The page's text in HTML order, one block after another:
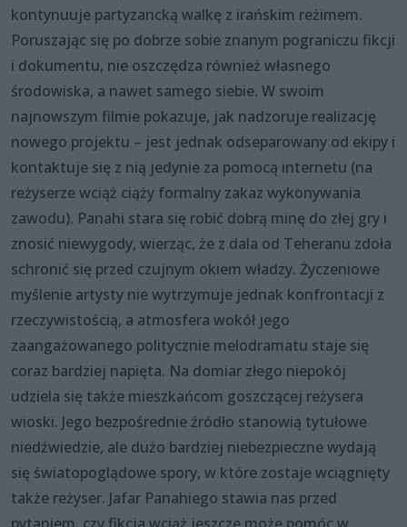
kontynuuje partyzancką walkę z irańskim reżimem.
Poruszając się po dobrze sobie znanym pograniczu fikcji
i dokumentu, nie oszczędza również własnego
środowiska, a nawet samego siebie. W swoim
najnowszym filmie pokazuje, jak nadzoruje realizację
nowego projektu – jest jednak odseparowany od ekipy i
kontaktuje się z nią jedynie za pomocą internetu (na
reżyserze wciąż ciąży formalny zakaz wykonywania
zawodu). Panahi stara się robić dobrą minę do złej gry i
znosić niewygody, wierząc, że z dala od Teheranu zdoła
schronić się przed czujnym okiem władzy. Życzeniowe
myślenie artysty nie wytrzymuje jednak konfrontacji z
rzeczywistością, a atmosfera wokół jego
zaangażowanego politycznie melodramatu staje się
coraz bardziej napięta. Na domiar złego niepokój
udziela się także mieszkańcom goszczącej reżysera
wioski. Jego bezpośrednie źródło stanowią tytułowe
niedźwiedzie, ale dużo bardziej niebezpieczne wydają
się światopoglądowe spory, w które zostaje wciągnięty
także reżyser. Jafar Panahiego stawia nas przed